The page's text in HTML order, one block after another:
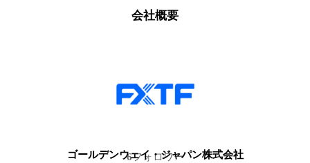
会社概要
ゴールデンウェイ・ジャパン株式会社
6フォロワー